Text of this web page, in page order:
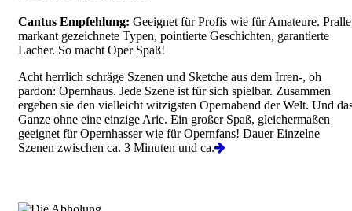
Cantus Empfehlung: Geeignet für Profis wie für Amateure.
markant gezeichnete Typen, pointierte Geschichten, garantierte
Lacher. So macht Oper Spaß!
Acht herrlich schräge Szenen und Sketche aus dem Irren-, oh
pardon: Opernhaus. Jede Szene ist für sich spielbar. Zusammen
ergeben sie den vielleicht witzigsten Opernabend der Welt. Und
Ganze ohne eine einzige Arie. Ein großer Spaß, gleichermaßen
geeignet für Opernhasser wie für Opernfans! Dauer Einzelne
Szenen zwischen ca. 3 Minuten und ca.